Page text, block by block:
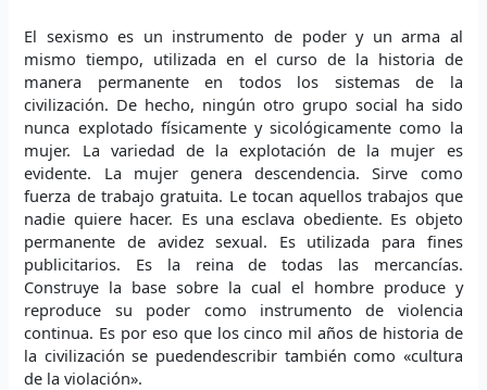
El sexismo es un instrumento de poder y un arma al
mismo tiempo, utilizada en el curso de la historia de
manera permanente en todos los sistemas de la
civilización. De hecho, ningún otro grupo social ha sido
nunca explotado físicamente y sicológicamente como la
mujer. La variedad de la explotación de la mujer es
evidente. La mujer genera descendencia. Sirve como
fuerza de trabajo gratuita. Le tocan aquellos trabajos que
nadie quiere hacer. Es una esclava obediente. Es objeto
permanente de avidez sexual. Es utilizada para fines
publicitarios. Es la reina de todas las mercancías.
Construye la base sobre la cual el hombre produce y
reproduce su poder como instrumento de violencia
continua. Es por eso que los cinco mil años de historia de
la civilización se puedendescribir también como «cultura
de la violación».